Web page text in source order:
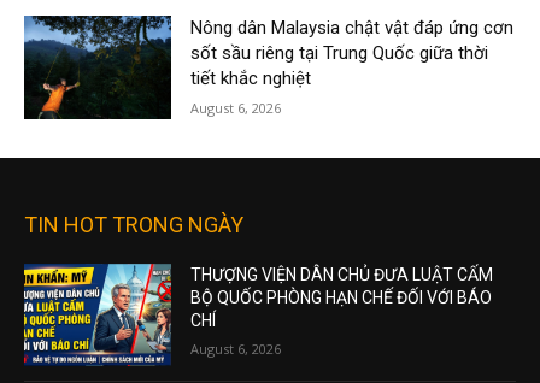
Nông dân Malaysia chật vật đáp ứng cơn
sốt sầu riêng tại Trung Quốc giữa thời
tiết khắc nghiệt
August 6, 2026
TIN HOT TRONG NGÀY
THƯỢNG VIỆN DÂN CHỦ ĐƯA LUẬT CẤM
BỘ QUỐC PHÒNG HẠN CHẾ ĐỐI VỚI BÁO
CHÍ
August 6, 2026